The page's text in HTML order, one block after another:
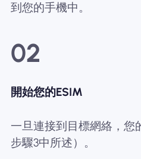
到您的手機中。
02
開始您的ESIM
一旦連接到目標網絡，您
步驟3中所述）。